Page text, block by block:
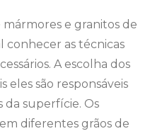
e granitos de
conhecer as técnicas
A escolha dos
eles são responsáveis
da superfície. Os
diferentes grãos de